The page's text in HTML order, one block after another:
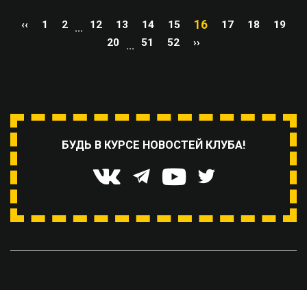
‹‹ 1 2 ... 12 13 14 15 16 17 18
19
20
... 51 52 ››
БУДЬ В КУРСЕ НОВОСТЕЙ КЛУБА!